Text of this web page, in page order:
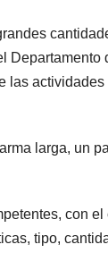
Departamento
las
larga, un
con el
tipo,